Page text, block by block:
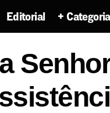
Editorial +
prematuros